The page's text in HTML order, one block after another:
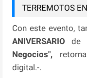
TERREMOTOS
Con este evento,
ANIVERSARIOde
Negocios",
digital.-.